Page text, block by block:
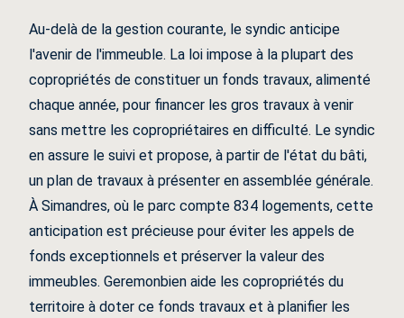
Au-delà de la gestion courante, le syndic anticipe
l'avenir de l'immeuble. La loi impose à la plupart des
copropriétés de constituer un fonds travaux, alimenté
chaque année, pour financer les gros travaux à venir
sans mettre les copropriétaires en difficulté. Le syndic
en assure le suivi et propose, à partir de l'état du bâti,
un plan de travaux à présenter en assemblée générale.
À Simandres, où le parc compte 834 logements, cette
anticipation est précieuse pour éviter les appels de
fonds exceptionnels et préserver la valeur des
immeubles. Geremonbien aide les copropriétés du
territoire à doter ce fonds travaux et à planifier les